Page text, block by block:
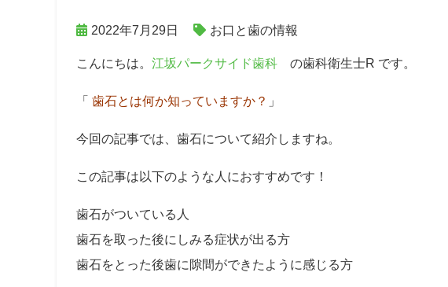
2022年7月29日 お口と歯の情報
こんにちは。 江坂パークサイド歯科 の歯科衛生士R です。
「 歯石とは何か知っていますか？ 」
今回の記事では、歯石について紹介しますね。
この記事は以下のような人におすすめです！
歯石がついている人
歯石を取った後にしみる症状が出る方
歯石をとった後歯に隙間ができたように感じる方